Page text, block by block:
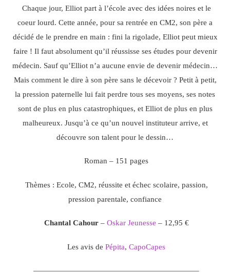
Chaque jour, Elliot part à l’école avec des idées noires et le
coeur lourd. Cette année, pour sa rentrée en CM2, son père a
décidé de le prendre en main : fini la rigolade, Elliot peut mieux
faire ! Il faut absolument qu’il réussisse ses études pour devenir
médecin. Sauf qu’Elliot n’a aucune envie de devenir médecin…
Mais comment le dire à son père sans le décevoir ? Petit à petit,
la pression paternelle lui fait perdre tous ses moyens, ses notes
sont de plus en plus catastrophiques, et Elliot de plus en plus
malheureux. Jusqu’à ce qu’un nouvel instituteur arrive, et
découvre son talent pour le dessin…
Roman – 151 pages
Thèmes : Ecole, CM2, réussite et échec scolaire, passion,
pression parentale, confiance
Chantal Cahour– Oskar Jeunesse – 12,95 €
Les avis de Pépita, CapoCapes
—————————————————————–